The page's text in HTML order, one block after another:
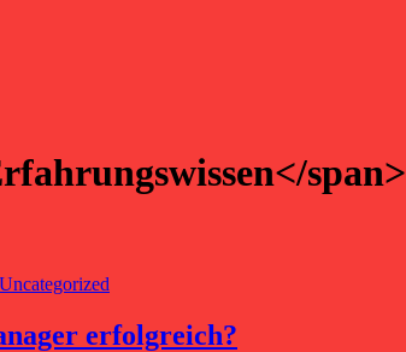
span>
Uncategorized
erfolgreich?